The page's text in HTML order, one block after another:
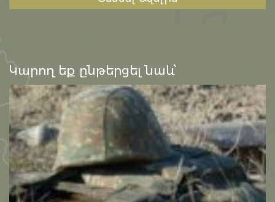
Կարող եք ընթերցել նաև՝